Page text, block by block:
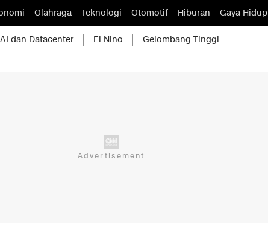
Olahraga Teknologi Otomotif Hiburan Gaya Hidup
dan Datacenter El Nino Gelombang Tinggi